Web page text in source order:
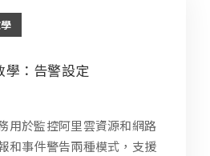
：告警設定
用於監控阿里雲資源和網路
和事件警告兩種模式，支援